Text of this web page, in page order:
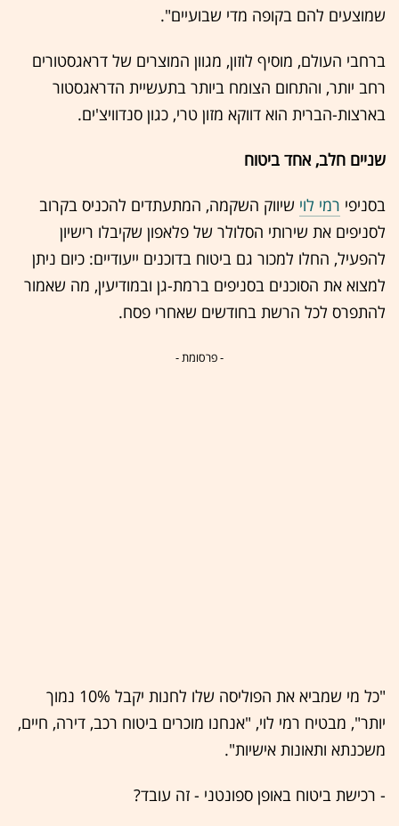
שמוצעים להם בקופה מדי שבועיים".
ברחבי העולם, מוסיף לוזון, מגוון המוצרים של דראגסטורים
רחב יותר, והתחום הצומח ביותר בתעשיית הדראגסטור
בארצות-הברית הוא דווקא מזון טרי, כגון סנדוויצ'ים.
שניים חלב, אחד ביטוח
בסניפי רמי לוי שיווק השקמה, המתעתדים להכניס בקרוב
לסניפים את שירותי הסלולר של פלאפון שקיבלו רישיון
להפעיל, החלו למכור גם ביטוח בדוכנים ייעודיים: כיום ניתן
למצוא את הסוכנים בסניפים ברמת-גן ובמודיעין, מה שאמור
להתפרס לכל הרשת בחודשים שאחרי פסח.
- פרסומת -
"כל מי שמביא את הפוליסה שלו לחנות יקבל 10% נמוך
יותר", מבטיח רמי לוי, "אנחנו מוכרים ביטוח רכב, דירה, חיים,
משכנתא ותאונות אישיות".
- רכישת ביטוח באופן ספונטני - זה עובד?